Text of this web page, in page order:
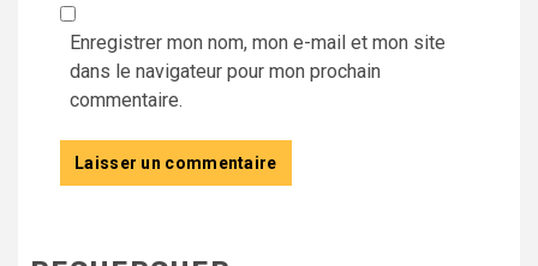
Enregistrer mon nom, mon e-mail et mon site
dans le navigateur pour mon prochain
commentaire.